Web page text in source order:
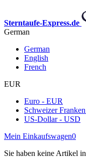
Sterntaufe-Express.de
German
German
English
French
EUR
Euro - EUR
Schweizer
US-Dollar - USD
Mein Einkaufswagen0
Sie haben keine Artikel